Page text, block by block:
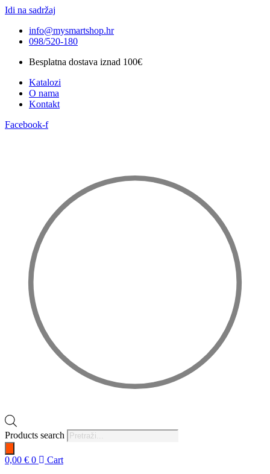
Idi na sadržaj
info@mysmartshop.hr
098/520-180
Besplatna dostava iznad 100€
Katalozi
O nama
Kontakt
Facebook-f
Products search
0,00 € 0
Cart